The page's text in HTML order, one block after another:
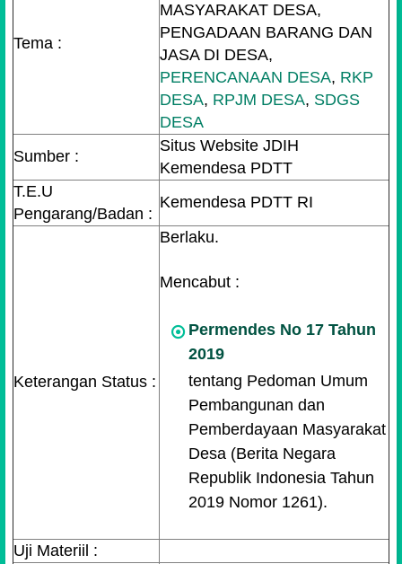
Tema :
MASYARAKAT DESA,
PENGADAAN BARANG DAN
JASA DI DESA,
PERENCANAAN DESA, RKP
DESA, RPJM DESA, SDGS
DESA
Sumber :
Situs Website JDIH
Kemendesa PDTT
T.E.U
Pengarang/Badan :
Kemendesa PDTT RI
Keterangan Status :
Berlaku.
Mencabut :
Permendes No 17 Tahun
2019
tentang Pedoman Umum
Pembangunan dan
Pemberdayaan Masyarakat
Desa (Berita Negara
Republik Indonesia Tahun
2019 Nomor 1261).
Uji Materiil :